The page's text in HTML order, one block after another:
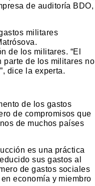
de auditoría BDO,
militares
de los militares. “El
parte de los militares no
dice la experta.
de los gastos
de compromisos que
de muchos países
es una práctica
sus gastos al
de gastos sociales
economía y miembro